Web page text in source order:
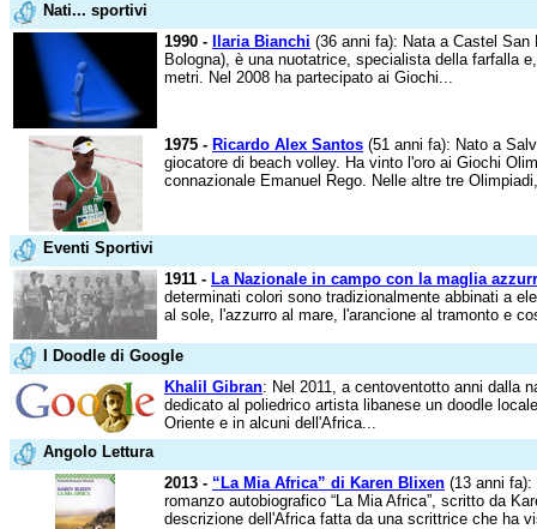
Nati... sportivi
1990 -
Ilaria Bianchi (36 anni fa): Nata a Castel San
Bologna), è una nuotatrice, specialista della farfalla
metri. Nel 2008 ha partecipato ai Giochi...
1975 - Ricardo Alex Santos (51 anni fa): Nato a
giocatore di beach volley. Ha vinto l'oro ai Giochi
connazionale Emanuel Rego. Nelle altre tre
Eventi Sportivi
1911 - La Nazionale in campo con la maglia
determinati colori sono tradizionalmente abbinati a
al sole, l'azzurro al mare, l'arancione al tramonto e
I Doodle di Google
Khalil Gibran: Nel 2011, a centoventotto anni dalla
dedicato al poliedrico artista libanese un doodle
Oriente e in alcuni dell'Africa...
Angolo Lettura
2013 - “La Mia Africa” di Karen Blixen (13 anni
romanzo autobiografico “La Mia Africa”, scritto da
descrizione dell'Africa fatta da una scrittrice che ha